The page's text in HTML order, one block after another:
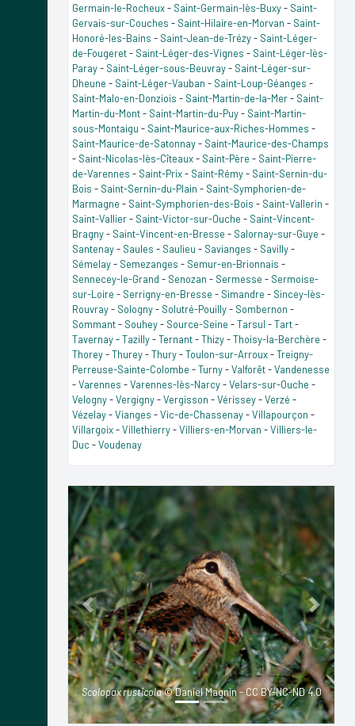
Germain-le-Rocheux- Saint-Germain-lès-Buxy- Saint-
Gervais-sur-Couches - Saint-Hilaire-en-Morvan - Saint-
Honoré-les-Bains - Saint-Jean-de-Trézy- Saint-Léger-
de-Fougeret- Saint-Léger-des-Vignes - Saint-Léger-lès-
Paray- Saint-Léger-sous-Beuvray- Saint-Léger-sur-
Dheune - Saint-Léger-Vauban - Saint-Loup-Géanges -
Saint-Malo-en-Donziois - Saint-Martin-de-la-Mer- Saint-
Martin-du-Mont- Saint-Martin-du-Puy- Saint-Martin-
sous-Montaigu - Saint-Maurice-aux-Riches-Hommes -
Saint-Maurice-de-Satonnay- Saint-Maurice-des-Champs
- Saint-Nicolas-lès-Cîteaux- Saint-Père - Saint-Pierre-
de-Varennes - Saint-Prix- Saint-Rémy- Saint-Sernin-du-
Bois - Saint-Sernin-du-Plain - Saint-Symphorien-de-
Marmagne - Saint-Symphorien-des-Bois - Saint-Vallerin -
Saint-Vallier- Saint-Victor-sur-Ouche - Saint-Vincent-
Bragny- Saint-Vincent-en-Bresse - Salornay-sur-Guye -
Santenay- Saules - Saulieu - Savianges - Savilly-
Sémelay- Semezanges - Semur-en-Brionnais -
Sennecey-le-Grand - Senozan - Sermesse - Sermoise-
sur-Loire - Serrigny-en-Bresse - Simandre - Sincey-lès-
Rouvray- Sologny- Solutré-Pouilly- Sombernon -
Sommant- Souhey- Source-Seine -Tarsul -Tart-
Tavernay-Tazilly-Ternant-Thizy-Thoisy-la-Berchère -
Thorey-Thurey-Thury-Toulon-sur-Arroux-Treigny-
Perreuse-Sainte-Colombe -Turny-Valforêt-Vandenesse
-Varennes -Varennes-lès-Narcy-Velars-sur-Ouche -
Velogny-Vergigny-Vergisson -Vérissey-Verzé -
Vézelay-Vianges -Vic-de-Chassenay-Villapourçon -
Villargoix-Villethierry-Villiers-en-Morvan -Villiers-le-
Duc -Voudenay
Scolopax rusticola© Daniel Magnin - CC BY-NC-ND 4.0
Previous Next